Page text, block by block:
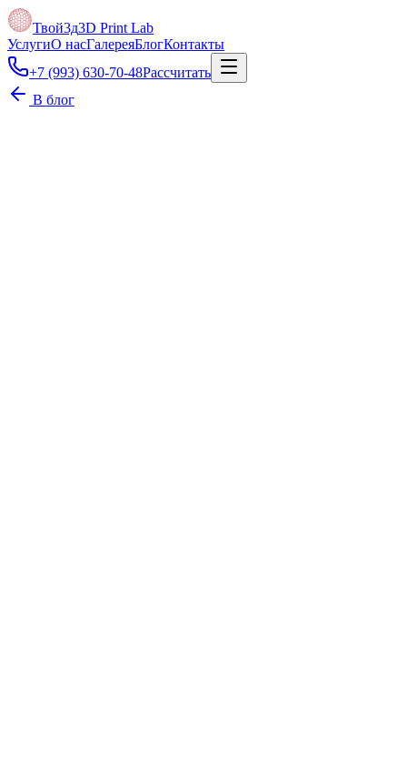
Твой3д3D Print Lab
УслугиО насГалереяБлогКонтакты
+7 (993) 630-70-48Рассчитать
В блог